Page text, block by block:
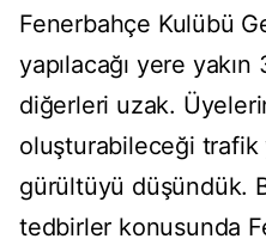
Fenerbahçe Kulübü
yapılacağı yere
diğerleri uzak.
oluşturabileceği
gürültüyü düşündük.
tedbirler konusunda